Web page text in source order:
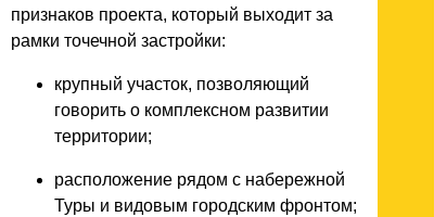
признаков проекта, который выходит за
рамки точечной застройки:
крупный участок, позволяющий
говорить о комплексном развитии
территории;
расположение рядом с набережной
Туры и видовым городским фронтом;